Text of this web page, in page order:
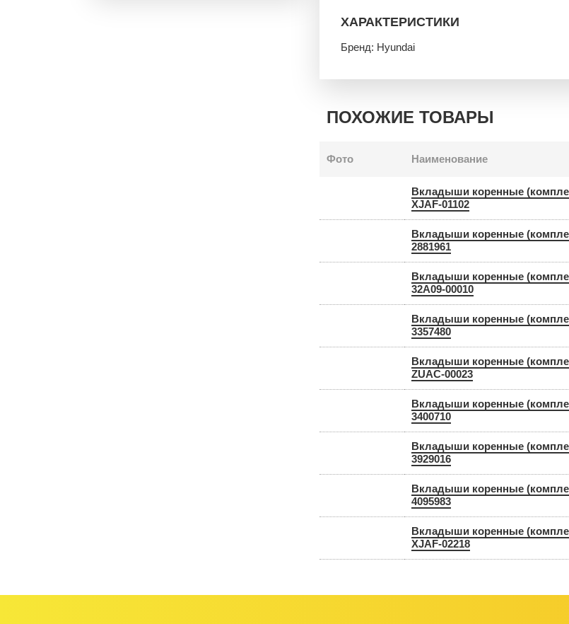
ХАРАКТЕРИСТИКИ
Бренд: Hyundai
ПОХОЖИЕ ТОВАРЫ
Фото Наименование
Вкладыши коренные
XJAF-01102
Вкладыши коренные
2881961
Вкладыши коренные
32A09-00010
Вкладыши коренные
3357480
Вкладыши коренные
ZUAC-00023
Вкладыши коренные
3400710
Вкладыши коренные
3929016
Вкладыши коренные
4095983
Вкладыши коренные
XJAF-02218